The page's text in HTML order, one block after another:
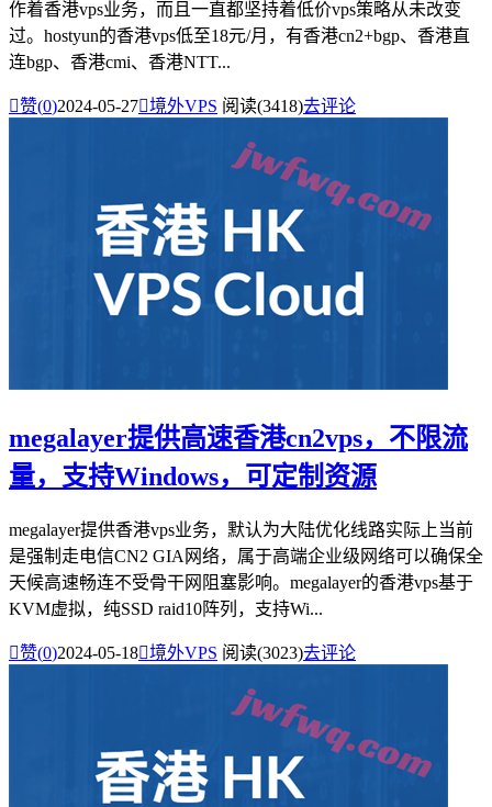
作着香港vps业务，而且一直都坚持着低价vps策略从未改变
过。hostyun的香港vps低至18元/月，有香港cn2+bgp、香港直
连bgp、香港cmi、香港NTT...
赞(0)2024-05-27境外VPS 阅读(3418)去评论
megalayer提供高速香港cn2vps，不限流
量，支持Windows，可定制资源
megalayer提供香港vps业务，默认为大陆优化线路实际上当前
是强制走电信CN2 GIA网络，属于高端企业级网络可以确保全
天候高速畅连不受骨干网阻塞影响。megalayer的香港vps基于
KVM虚拟，纯SSD raid10阵列，支持Wi...
赞(0)2024-05-18境外VPS 阅读(3023)去评论